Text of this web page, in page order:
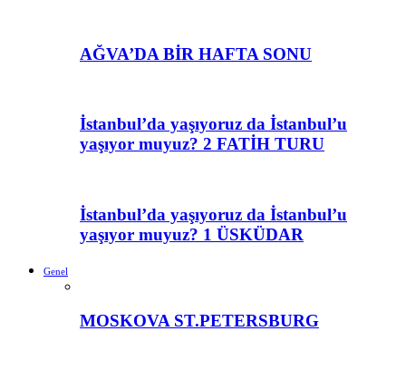
AĞVA’DA BİR HAFTA SONU
İstanbul’da yaşıyoruz da İstanbul’u
yaşıyor muyuz? 2 FATİH TURU
İstanbul’da yaşıyoruz da İstanbul’u
yaşıyor muyuz? 1 ÜSKÜDAR
Genel
MOSKOVA ST.PETERSBURG